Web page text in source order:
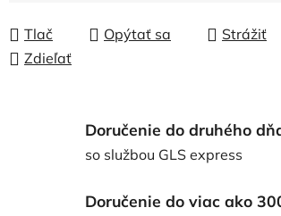
Tlač Opýtať sa
Strážiť
Zdieľať
Doručenie do druhého
so službou GLS express
Doručenie do viac ako